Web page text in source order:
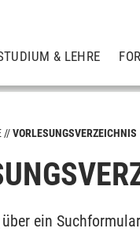
& LEHRE
VORLESUNGSVERZEICHNIS
über ein